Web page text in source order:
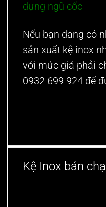
đựng ngũ cốc
Nếu bạn đang có
sản xuất kệ inox
với mức giá phải
0932 699 924 để
Kệ Inox bán